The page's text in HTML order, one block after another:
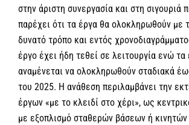
στην άριστη συνεργασία και στη σιγουριά
παρέχει ότι τα έργα θα ολοκληρωθούν με
δυνατό τρόπο και εντός
έργο έχει ήδη τεθεί σε λειτουργία ενώ τα
αναμένεται να ολοκληρωθούν σταδιακά
του 2025. Η ανάθεση περιλαμβάνει την
έργων «με το κλειδί στο χέρι», ως
με εξοπλισμό σταθερών βάσεων ή